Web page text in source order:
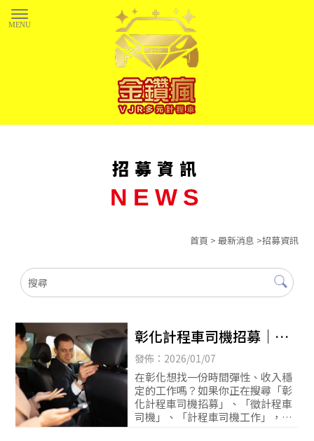
招募資訊
首頁 > 最新消息 >招募資訊
彰化計程車司機招募｜徵
才中・兼職全職皆可｜金
鑽瘋計程車
發佈：2026/01/07
在彰化想找一份時間彈性、收入穩
定的工作嗎？如果你正在搜尋「彰
化計程車司機招募」、「徵計程車
司機」、「計程車司機工作」，那